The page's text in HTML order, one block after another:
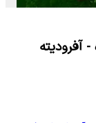
آفرودیته